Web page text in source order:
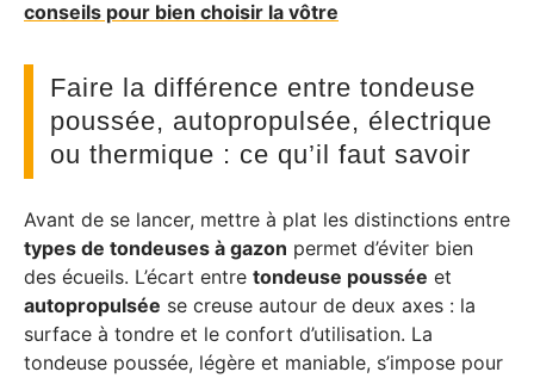
conseils pour bien choisir la vôtre
Faire la différence entre tondeuse
poussée, autopropulsée, électrique
ou thermique : ce qu’il faut savoir
Avant de se lancer, mettre à plat les distinctions entre
types de tondeuses à gazon permet d’éviter bien
des écueils. L’écart entre tondeuse poussée et
autopropulsée se creuse autour de deux axes : la
surface à tondre et le confort d’utilisation. La
tondeuse poussée, légère et maniable, s’impose pour